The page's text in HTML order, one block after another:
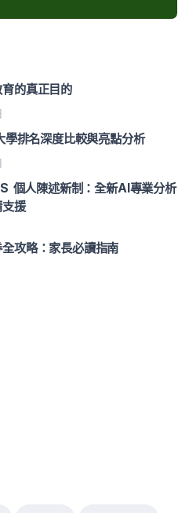
的真正目的
排名深度比較與亮點分析
個人陳述新制：全新AI專業分析
援
攻略：家長必讀指南